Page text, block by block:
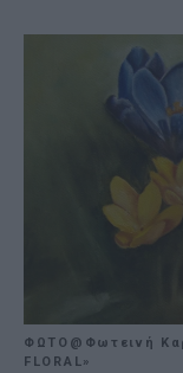
ΦΩΤΟ@Φωτεινή
FLORAL»